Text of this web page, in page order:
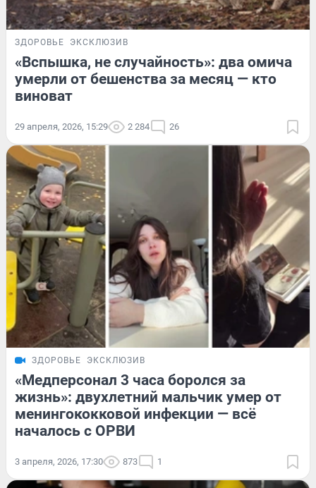
ЗДОРОВЬЕ ЭКСКЛЮЗИВ
«Вспышка, не случайность»: два омича
умерли от бешенства за месяц — кто
виноват
29 апреля, 2026, 15:29 2 284 26
ЗДОРОВЬЕ ЭКСКЛЮЗИВ
«Медперсонал 3 часа боролся за
жизнь»: двухлетний мальчик умер от
менингококковой инфекции — всё
началось с ОРВИ
3 апреля, 2026, 17:30 873 1